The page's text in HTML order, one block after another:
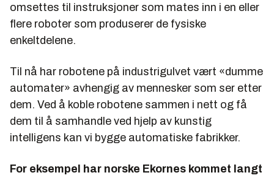
omsettes til instruksjoner som mates inn i en eller
flere roboter som produserer de fysiske
enkeltdelene.
Til nå har robotene på industrigulvet vært «dumme
automater» avhengig av mennesker som ser etter
dem. Ved å koble robotene sammen i nett og få
dem til å samhandle ved hjelp av kunstig
intelligens kan vi bygge automatiske fabrikker.
For eksempel har norske Ekornes kommet langt